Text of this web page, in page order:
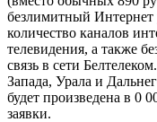
безлимитный Интернет
количество каналов
телевидения, а также
связь в сети
Запада, Урала и
будет произведена в 0
заявки.